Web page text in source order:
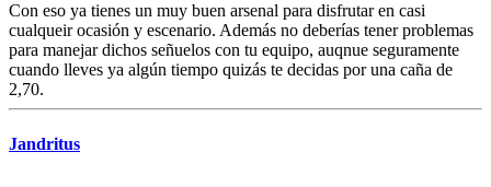
Con eso ya tienes un muy buen arsenal para disfrutar en casi
cualqueir ocasión y escenario. Además no deberías tener problemas
para manejar dichos señuelos con tu equipo, auqnue seguramente
cuando lleves ya algún tiempo quizás te decidas por una caña de
2,70.
Jandritus